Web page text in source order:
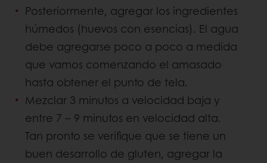
Posteriormente, agregar los ingredientes
húmedos (huevos con esencias). El agua
debe agregarse poco a poco a medida
que vamos comenzando el amasado
hasta obtener el punto de tela.
Mezclar 3 minutos a velocidad baja y
entre 7 – 9 minutos en velocidad alta.
Tan pronto se verifique que se tiene un
buen desarrollo de gluten, agregar la